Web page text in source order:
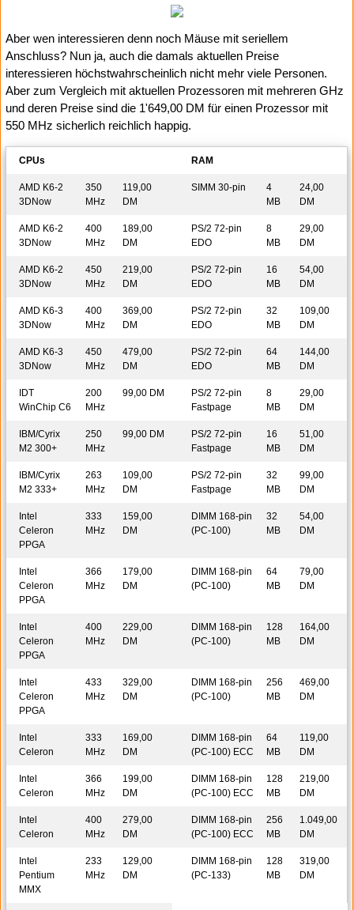
Aber wen interessieren denn noch Mäuse mit seriellem
Anschluss? Nun ja, auch die damals aktuellen Preise
interessieren höchstwahrscheinlich nicht mehr viele Personen.
Aber zum Vergleich mit aktuellen Prozessoren mit mehreren GHz
und deren Preise sind die 1'649,00 DM für einen Prozessor mit
550 MHz sicherlich reichlich happig.
CPUs RAM
AMD K6-2
3DNow
350
MHz
119,00
DM
SIMM 30-pin
4
MB
24,00
DM
AMD K6-2
3DNow
400
MHz
189,00
DM
PS/2 72-pin
EDO
8
MB
29,00
DM
AMD K6-2
3DNow
450
MHz
219,00
DM
PS/2 72-pin
EDO
16
MB
54,00
DM
AMD K6-3
3DNow
400
MHz
369,00
DM
PS/2 72-pin
EDO
32
MB
109,00
DM
AMD K6-3
3DNow
450
MHz
479,00
DM
PS/2 72-pin
EDO
64
MB
144,00
DM
IDT
WinChip C6
200
MHz
99,00 DM
PS/2 72-pin
Fastpage
8
MB
29,00
DM
IBM/Cyrix
M2 300+
250
MHz
99,00 DM
PS/2 72-pin
Fastpage
16
MB
51,00
DM
IBM/Cyrix
M2 333+
263
MHz
109,00
DM
PS/2 72-pin
Fastpage
32
MB
99,00
DM
Intel
Celeron
PPGA
333
MHz
159,00
DM
DIMM 168-pin
(PC-100)
32
MB
54,00
DM
Intel
Celeron
PPGA
366
MHz
179,00
DM
DIMM 168-pin
(PC-100)
64
MB
79,00
DM
Intel
Celeron
PPGA
400
MHz
229,00
DM
DIMM 168-pin
(PC-100)
128
MB
164,00
DM
Intel
Celeron
PPGA
433
MHz
329,00
DM
DIMM 168-pin
(PC-100)
256
MB
469,00
DM
Intel
Celeron
333
MHz
169,00
DM
DIMM 168-pin
(PC-100) ECC
64
MB
119,00
DM
Intel
Celeron
366
MHz
199,00
DM
DIMM 168-pin
(PC-100) ECC
128
MB
219,00
DM
Intel
Celeron
400
MHz
279,00
DM
DIMM 168-pin
(PC-100) ECC
256
MB
1.049,00
DM
Intel
Pentium
MMX
233
MHz
129,00
DM
DIMM 168-pin
(PC-133)
128
MB
319,00
DM